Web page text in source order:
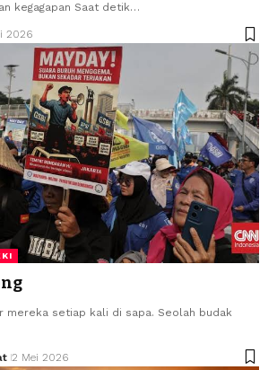
kegagapan Saat detik…
2026
mereka setiap kali di sapa. Seolah budak
2 Mei 2026